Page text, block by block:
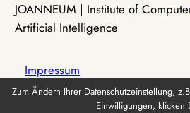
JOANNEUM | Institute of
Artificial Intelligence
Impressum
Zum Ändern Ihrer Datenschutzeinstellung,
Einwilligungen, klicken